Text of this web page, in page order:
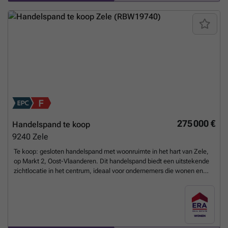
sfeer • Keuken (13,49 m²) met praktische indeling • Slaapkamer (9,88
m²) • Slaapkamer (20,28 m²) • Badkamer (3,31 m²) • Berging (12 m²) •
Hal (6,58 m²) • Toilet (6 m²) • Kelder voor extra opslag Troeven: •
275 000 €
Handelspand te koop
9240 Zele
Te koop: gesloten handelspand met woonruimte in het hart van Zele,
op Markt 2, Oost-Vlaanderen. Dit handelspand biedt een uitstekende
zichtlocatie in het centrum, ideaal voor ondernemers die wonen en
bovenliggende woonruimte met twee slaapkamers en een gezellige
garandeert een constante passage en nabijheid van winkels, horeca